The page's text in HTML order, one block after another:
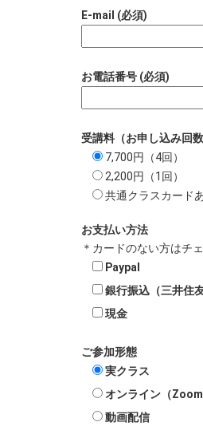
E-mail (必須)
お電話番号 (必須)
受講料（お申し込み回数
7,700円（4回）
2,200円（1回）
共通クラスカード
お支払い方法
＊カードのない方はチ
Paypal
銀行振込（三井住友
現金
ご参加形態
実クラス
オンライン（Zoom
動画配信